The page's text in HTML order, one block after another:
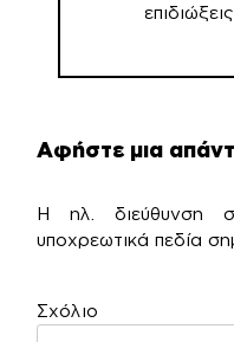
Αφήστε μια
Η ηλ. διεύθυνση
υποχρεωτικά πεδία